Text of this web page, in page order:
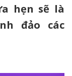
hẹn sẽ là
đảo các